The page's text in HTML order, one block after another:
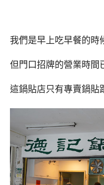
我們是早上吃早餐的時
但門口招牌的營業時間
這鍋貼店只有專賣鍋貼